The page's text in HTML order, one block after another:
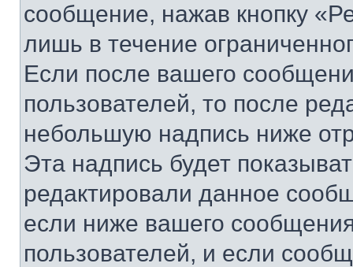
сообщение, нажав кнопку
лишь в течение
Если после вашего
пользователей, то после
небольшую надпись ниже
Эта надпись будет
редактировали данное
если ниже вашего
пользователей, и если